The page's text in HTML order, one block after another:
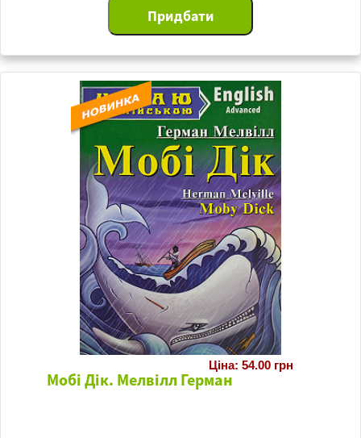
Мобі Дік. Мелвілл Герман
Ціна: 54.00 грн